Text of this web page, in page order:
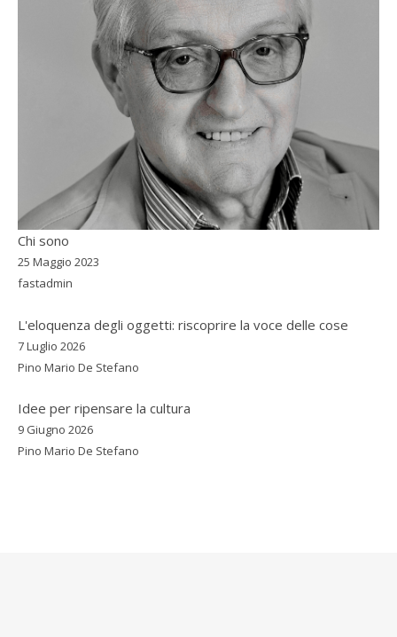
Chi sono
25 Maggio 2023
fastadmin
L'eloquenza degli oggetti: riscoprire la voce delle cose
7 Luglio 2026
Pino Mario De Stefano
Idee per ripensare la cultura
9 Giugno 2026
Pino Mario De Stefano